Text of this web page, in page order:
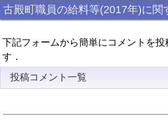
古殿町職員の給料等(2017年)に関
下記フォームから簡単にコメントを投
す．
投稿コメント一覧